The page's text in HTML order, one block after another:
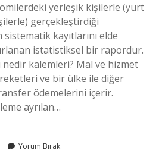
yerleşik kişilerle (yurt
gerçekleştirdiği
kayıtlarını elde
istatistiksel bir rapordur.
kalemleri? Mal ve hizmet
ve bir ülke ile diğer
ödemelerini içerir.
ayrılan…
Yorum Bırak